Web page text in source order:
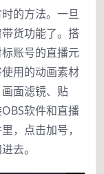
的方法。一旦
货功能了。搭
账号的直播元
用的动画素材
面滤镜、贴
软件和直播
，点击加号，
去。